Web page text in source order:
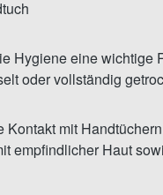
Hygiene eine
oder vollständig
Kontakt mit
empfindlicher Haut